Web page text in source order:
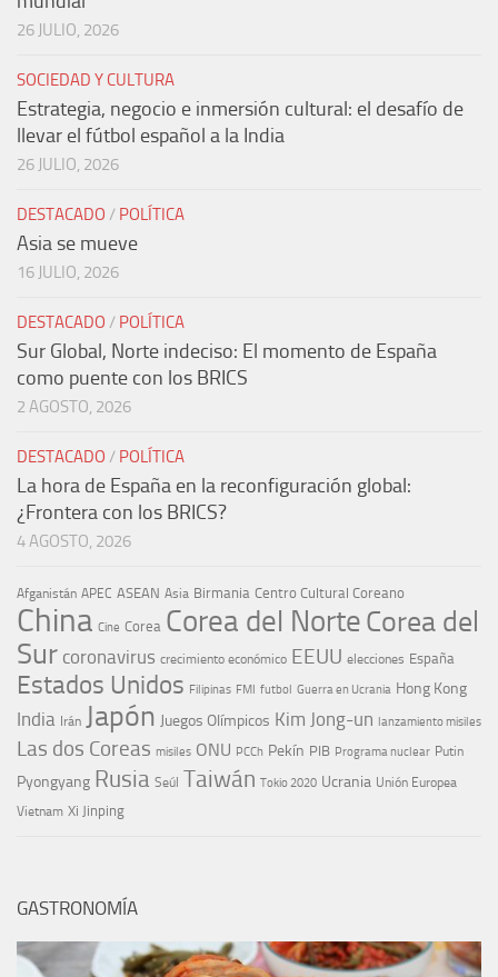
26 JULIO, 2026
SOCIEDAD Y CULTURA
Estrategia, negocio e inmersión cultural: el desafío de
llevar el fútbol español a la India
26 JULIO, 2026
DESTACADO / POLÍTICA
Asia se mueve
16 JULIO, 2026
DESTACADO / POLÍTICA
Sur Global, Norte indeciso: El momento de España
como puente con los BRICS
2 AGOSTO, 2026
DESTACADO / POLÍTICA
La hora de España en la reconfiguración global:
¿Frontera con los BRICS?
4 AGOSTO, 2026
Afganistán APEC ASEAN Asia Birmania Centro Cultural Coreano
China Cine Corea Corea del NorteCorea del
Sur coronavirus crecimiento económico EEUU elecciones España
Estados Unidos Filipinas FMI futbol Guerra en Ucrania Hong Kong
India Irán Japón Juegos Olímpicos Kim Jong-un lanzamiento misiles
Las dos Coreas misiles ONU PCCh Pekín PIB Programa nuclear Putin
Pyongyang Rusia Seúl Taiwán Tokio 2020 Ucrania Unión Europea
Vietnam Xi Jinping
GASTRONOMÍA